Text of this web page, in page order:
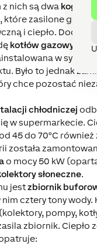
nich są dwa
które zasilone
i ciepło.
kotłów gazowych
w
Było to jednak
chce pozostać
chłodniczej
w supermarkecie.
45 do 70°C również
została
o mocy 50 kW
słoneczne.
jestzbiornik
nim cztery tony
pompy,
zbiornik. Ciepło